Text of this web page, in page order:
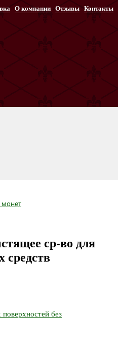
О компании Отзывы Контакты
монет
ср-во для
средств